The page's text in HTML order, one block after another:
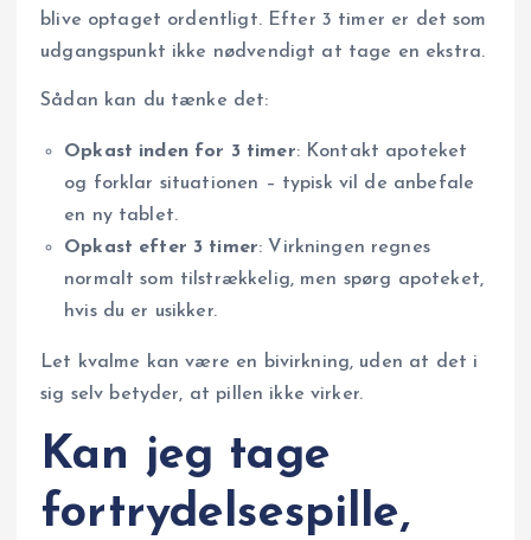
blive optaget ordentligt. Efter 3 timer er det som
udgangspunkt ikke nødvendigt at tage en ekstra.
Sådan kan du tænke det:
Opkast inden for 3 timer: Kontakt apoteket
og forklar situationen – typisk vil de anbefale
en ny tablet.
Opkast efter 3 timer: Virkningen regnes
normalt som tilstrækkelig, men spørg apoteket,
hvis du er usikker.
Let kvalme kan være en bivirkning, uden at det i
sig selv betyder, at pillen ikke virker.
Kan jeg tage
fortrydelsespille,